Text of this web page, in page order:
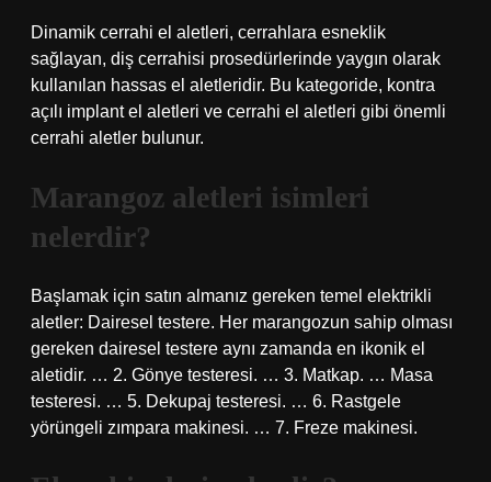
Dinamik cerrahi el aletleri, cerrahlara esneklik
sağlayan, diş cerrahisi prosedürlerinde yaygın olarak
kullanılan hassas el aletleridir. Bu kategoride, kontra
açılı implant el aletleri ve cerrahi el aletleri gibi önemli
cerrahi aletler bulunur.
Marangoz aletleri isimleri
nelerdir?
Başlamak için satın almanız gereken temel elektrikli
aletler: Dairesel testere. Her marangozun sahip olması
gereken dairesel testere aynı zamanda en ikonik el
aletidir. … 2. Gönye testeresi. … 3. Matkap. … Masa
testeresi. … 5. Dekupaj testeresi. … 6. Rastgele
yörüngeli zımpara makinesi. … 7. Freze makinesi.